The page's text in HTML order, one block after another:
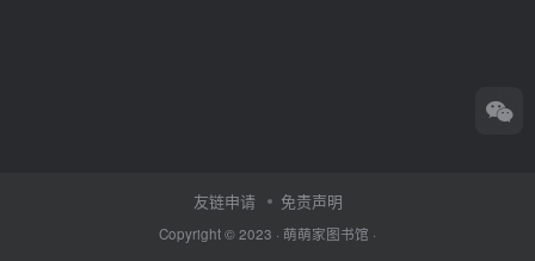
友链申请 免责声明
Copyright © 2023 · 萌萌家图书馆 ·